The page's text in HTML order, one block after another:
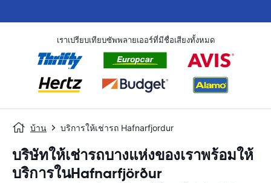
เราเปรียบเทียบซัพพลายเออร์ที่มีชื่อเสียงทั้งหมด
บ้าน บริการให้เช่ารถ Hafnarfjordur
บริษัทให้เช่ารถบางแห่งของเราพร้อมให้
บริการในHafnarfjörður